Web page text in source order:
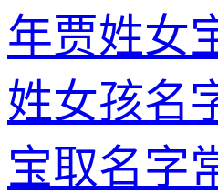
年贾姓女
姓女孩名
宝取名字